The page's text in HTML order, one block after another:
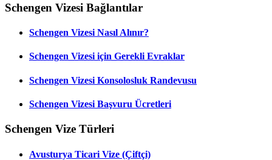
Schengen Vizesi Bağlantılar
Schengen Vizesi Nasıl Alınır?
Schengen Vizesi için Gerekli Evraklar
Schengen Vizesi Konsolosluk Randevusu
Schengen Vizesi Başvuru Ücretleri
Schengen Vize Türleri
Avusturya Ticari Vize (Çiftçi)